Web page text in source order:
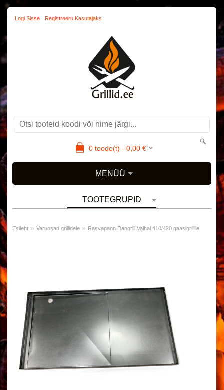
Logi Sisse Registreeru Kasutajaks
0toode(t) - 0,00€
MENÜÜ
TOOTEGRUPID
Esileht » Varuosad grillidele » Rasvapann Dangrill Valhal 410/420 gaasigrillile